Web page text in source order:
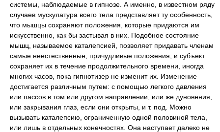
системы, наблюдаемые в гипнозе. А именно, в известном ряду
случаев мускулатура всего тела представляет ту особенность,
что мышцы сохраняют положения, которые придаются им
искусственно, как бы застывая в них. Подобное состояние
мышц, называемое каталепсией, позволяет придавать членам
самые неестественные, причудливые положения, и субъект
сохраняет их в течение продолжительного времени, иногда
многих часов, пока гипнотизер не изменит их. Изменение
достигается различным путем: с помощью легкого давления
или пассов в том или другом направлении, или же дуновения,
или закрывания глаз, если они открыты, и т. под. Можно
вызывать каталепсию, ограниченную одной половиной тела,
или лишь в отдельных конечностях. Она наступает далеко не